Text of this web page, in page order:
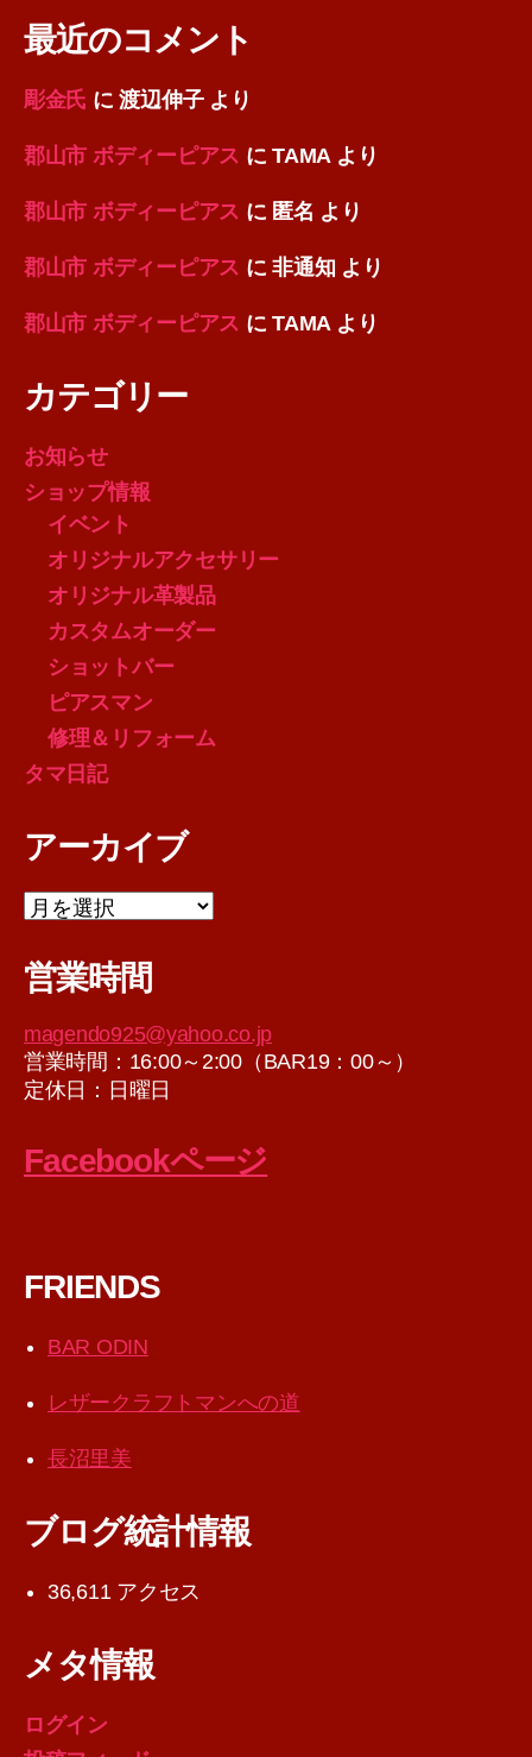
最近のコメント
彫金氏 に渡辺伸子より
郡山市 ボディーピアス にTAMAより
郡山市 ボディーピアス に 匿名 より
郡山市 ボディーピアス に非通知 より
郡山市 ボディーピアス にTAMAより
カテゴリー
お知らせ
ショップ情報
イベント
オリジナルアクセサリー
オリジナル革製品
カスタムオーダー
ショットバー
ピアスマン
修理＆リフォーム
タマ日記
アーカイブ
ア
イ
営業時間
magendo925@yahoo.co.jp
営業時間：16:00～2:00（BAR19：00～）
定休日：日曜日
Facebookページ
FRIENDS
BAR ODIN
レザークラフトマンへの道
長沼里美
ブログ統計情報
36,611 アクセス
メタ情報
ログイン